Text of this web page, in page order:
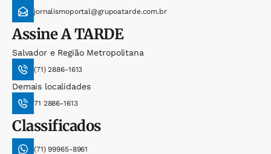
jornalismoportal@grupoatarde.com.br
AssineA TARDE
Salvador e Região Metropolitana
(71) 2886-1613
Demais localidades
71 2886-1613
Classificados
(71) 99965-8961